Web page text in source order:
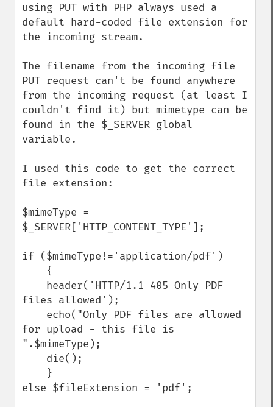
using PUT with PHP always used a
default hard-coded file extension for
the incoming stream.
The filename from the incoming file
PUT request can't be found anywhere
from the incoming request (at least I
couldn't find it) but mimetype can be
found in the $_SERVER global
variable.
I used this code to get the correct
file extension:
$mimeType =
$_SERVER['HTTP_CONTENT_TYPE'];
if ($mimeType!='application/pdf')
files allowed');
for upload - this file is
".$mimeType);
else $fileExtension = 'pdf';